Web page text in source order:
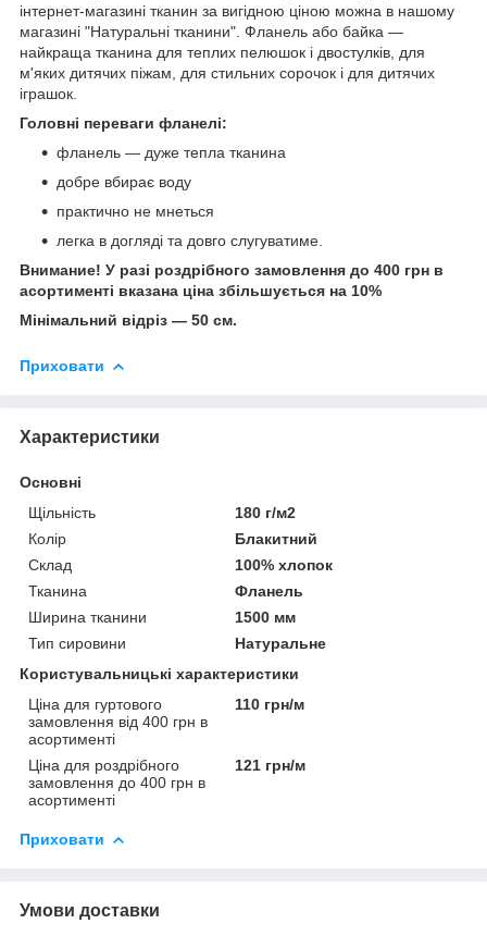
інтернет-магазині тканин за вигідною ціною можна в нашому
магазині "Натуральні тканини". Фланель або байка —
найкраща тканина для теплих пелюшок і двостулків, для
м'яких дитячих піжам, для стильних сорочок і для дитячих
іграшок.
Головні переваги фланелі:
фланель — дуже тепла тканина
добре вбирає воду
практично не мнеться
легка в догляді та довго слугуватиме.
Внимание! У разі роздрібного замовлення до 400 грн в
асортименті вказана ціна збільшується на 10%
Мінімальний відріз — 50 см.
Приховати
Характеристики
Основні
Щільність
180 г/м2
Колір
Блакитний
Склад
100% хлопок
Тканина
Фланель
Ширина тканини
1500 мм
Тип сировини
Натуральне
Користувальницькі характеристики
Ціна для гуртового
замовлення від 400 грн в
асортименті
110 грн/м
Ціна для роздрібного
замовлення до 400 грн в
асортименті
121 грн/м
Приховати
Умови доставки